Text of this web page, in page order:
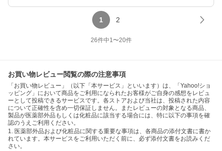
1 2
26件中1〜20件
お買い物レビュー閲覧の際の注意事項
「お買い物レビュー」（以下「本サービス」といいます）は、「Yahoo!ショ
ッピング」において商品をご利用になられたお客様がご自身の感想をレビュ
ーとして投稿できるサービスです。各ストアおよび当社は、投稿された内容
について正確性を含め一切保証しません。またレビューの対象となる商品、
製品が医薬部外品もしくは化粧品に該当する場合には、特に以下の事項を確
認のうえご利用ください。
1. 医薬部外品および化粧品に関する重要な事項は、各商品の添付文書に書か
れています。本サービスをご利用いただく前に、必ず添付文書をお読みくだ
さい。